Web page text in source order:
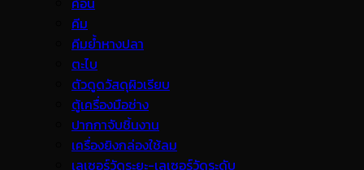
คีม
คีมย้ำหางปลา
ตะไบ
ตัวดูดวัสดุผิวเรียบ
ตู้เครื่องมือช่าง
ปากกาจับชิ้นงาน
เครื่องยิงกล่องใช้ลม
เลเซอร์วัดระยะ-เลเซอร์วัดระดับ